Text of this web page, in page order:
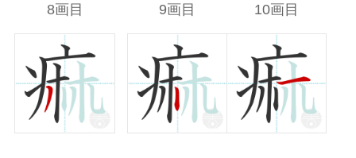
8画目 9画目 10画目